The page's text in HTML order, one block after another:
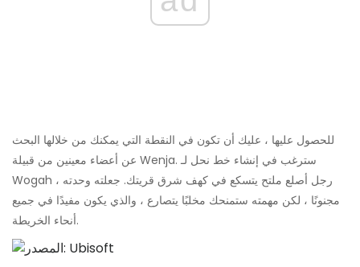
للحصول عليها ، عليك أن تكون في النقطة التي يمكنك من خلالها البحث
عن أعضاء معينين من قبيلة Wenja. سترغب في إنشاء خط نحل لـ
Wogah ، رجل أصلع ملتح يتسكع في كهف شرق قريتك. جعلته وحدته
مجنونًا ، لكن مهمته ستمنحك مخلبًا يتصارع ، والذي يكون مفيدًا في جميع
أنحاء الخريطة.